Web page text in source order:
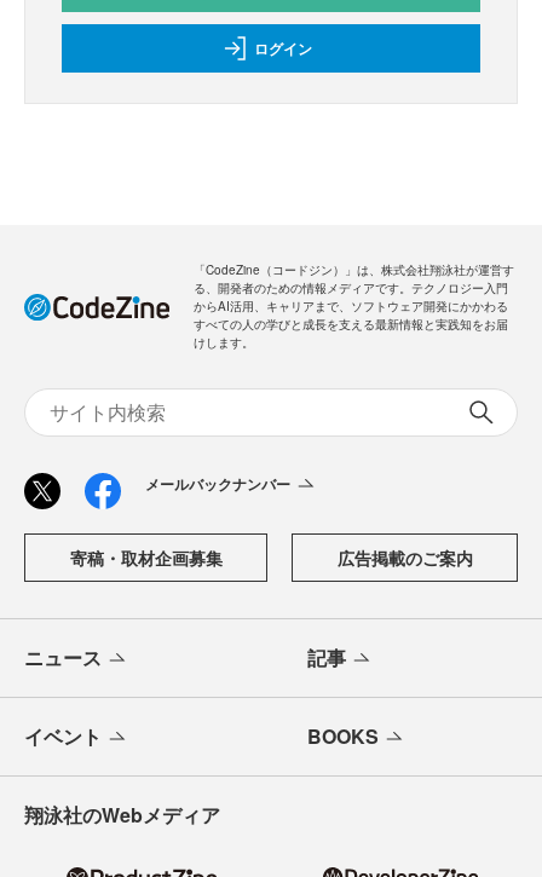
ログイン
「CodeZine（コードジン）」は、株式会社翔泳社が運営す
る、開発者のための情報メディアです。テクノロジー入門
からAI活用、キャリアまで、ソフトウェア開発にかかわる
すべての人の学びと成長を支える最新情報と実践知をお届
けします。
メールバックナンバー
寄稿・取材企画募集 広告掲載のご案内
ニュース 記事
イベント BOOKS
翔泳社のWebメディア